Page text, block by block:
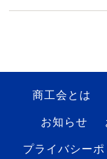
商工会とは
お知らせ
プライバシーポ